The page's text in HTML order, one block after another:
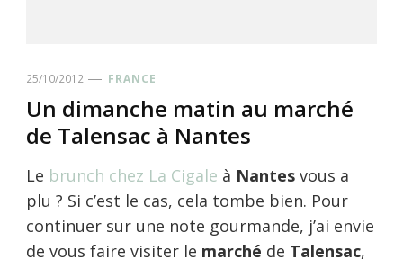
25/10/2012 FRANCE
Un dimanche matin au marché
de Talensac à Nantes
Le brunch chez La Cigale à Nantes vous a
plu ? Si c’est le cas, cela tombe bien. Pour
continuer sur une note gourmande, j’ai envie
de vous faire visiter le marché de Talensac,